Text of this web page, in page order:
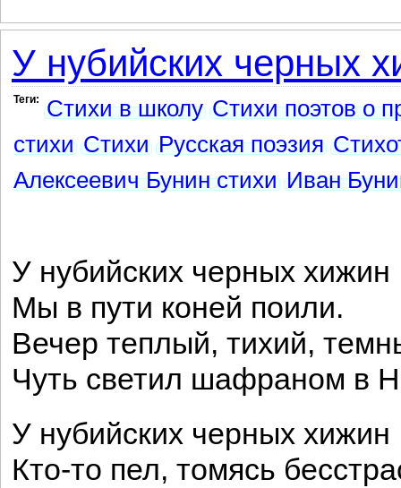
У нубийских черных
Теги: Стихи в школу Стихи поэтов о
стихи Стихи Русская поэзия
Алексеевич Бунин стихи Иван
У нубийских черных хижин
Мы в пути коней поили.
Вечер теплый, тихий,
Чуть светил шафраном в
У нубийских черных хижин
Кто-то пел, томясь